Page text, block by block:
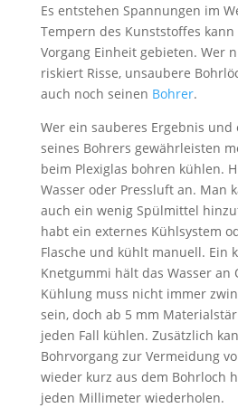
Es entstehen Spannungen im
Tempern des Kunststoffes
Vorgang Einheit gebieten. Wer
riskiert Risse, unsaubere
auch noch seinen Bohrer.
Wer ein sauberes Ergebnis und
seines Bohrers gewährleisten
beim Plexiglas bohren kühlen.
Wasser oder Pressluft an. Man
auch ein wenig Spülmittel
habt ein externes Kühlsystem
Flasche und kühlt manuell. Ein
Knetgummi hält das Wasser an
Kühlung muss nicht immer
sein, doch ab 5 mm
jeden Fall kühlen. Zusätzlich
Bohrvorgang zur Vermeidung
wieder kurz aus dem Bohrloch
jeden Millimeter wiederholen.